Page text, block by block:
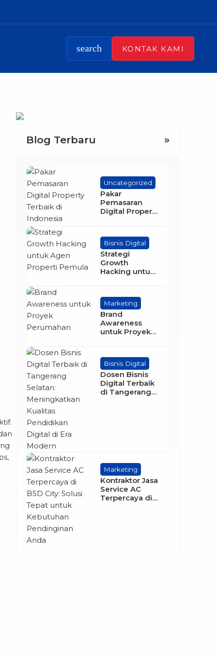
search KONTAK KAMI
Blog Terbaru »
Uncategorized
Pakar
Pemasaran
Digital Property
Bisnis Digital
Strategi
Growth
Hacking untuk
Marketing
Brand
Awareness
untuk Proyek
Bisnis Digital
Dosen Bisnis
Digital Terbaik
di Tangerang
Marketing
Kontraktor Jasa
Service AC
Terpercaya di